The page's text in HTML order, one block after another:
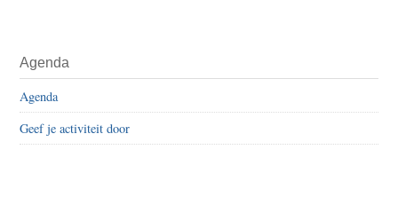
Agenda
Agenda
Geef je activiteit door